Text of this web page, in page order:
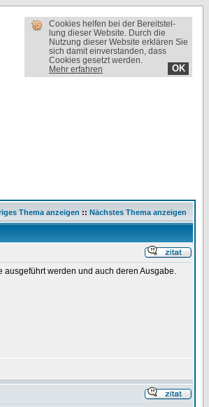
Cookies helfen bei der Bereit­stel­
lung dieser Website. Durch die
Nutzung dieser Website erklären Sie
sich damit einverstanden, dass
Cookies gesetzt werden.
Mehr erfahren
OK
Thema anzeigen :: Nächstes Thema anzeigen
ausgeführt werden und auch deren Ausgabe.